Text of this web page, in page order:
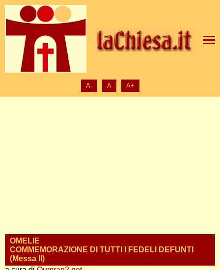
A- A A+
OMELIE
COMMEMORAZIONE DI TUTTI I FEDELI DEFUNTI
(Messa II)